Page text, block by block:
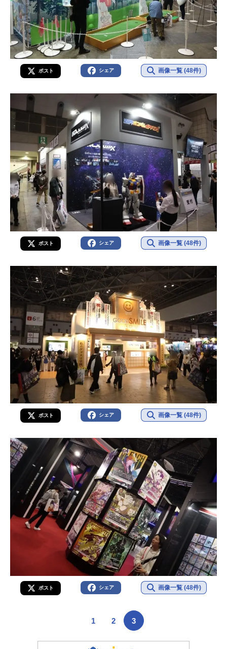
ポスト シェア 画像一覧 (48件)
ポスト シェア 画像一覧 (48件)
ポスト シェア 画像一覧 (48件)
ポスト シェア 画像一覧 (48件)
1 2 3